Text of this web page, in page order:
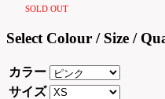
SOLD OUT
Select Colour / Size /
カラー
サイズ